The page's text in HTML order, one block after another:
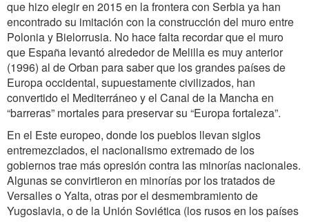
que hizo elegir en 2015 en la frontera con Serbia ya han
encontrado su imitación con la construcción del muro entre
Polonia y Bielorrusia. No hace falta recordar que el muro
que España levantó alrededor de Melilla es muy anterior
(1996) al de Orban para saber que los grandes países de
Europa occidental, supuestamente civilizados, han
convertido el Mediterráneo y el Canal de la Mancha en
“barreras” mortales para preservar su “Europa fortaleza”.
En el Este europeo, donde los pueblos llevan siglos
entremezclados, el nacionalismo extremado de los
gobiernos trae más opresión contra las minorías nacionales.
Algunas se convirtieron en minorías por los tratados de
Versalles o Yalta, otras por el desmembramiento de
Yugoslavia, o de la Unión Soviética (los rusos en los países